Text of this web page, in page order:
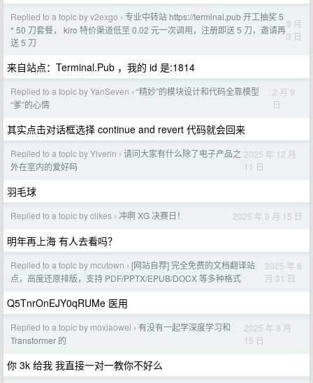
Replied to a topic by v2exgo › 专业中转站 https://terminal.pub 开工抽奖 5
* 50 刀套餐， kiro 特价渠道低至 0.02 元一次调用，注册即送 5 刀，邀请再
送 5 刀
3 月
3 日
来自站点：Terminal.Pub ，我的 id 是:1814
Replied to a topic by YanSeven › “精妙”的模块设计和代码全靠模型
“爹”的心情
2 月 9
日
其实点击对话框选择 continue and revert 代码就会回来
Replied to a topic by Yiverin › 请问大家有什么除了电子产品之
外在室内的爱好吗
2025 年 12 月
11 日
羽毛球
Replied to a topic by clikes › 冲啊 XG 决赛日！ 2025 年 9 月 15 日
明年再上海 有人去看吗？
Replied to a topic by mcutown › [网站自荐] 完全免费的文档翻译站
点，高度还原排版，支持 PDF/PPTX/EPUB/DOCX 等多种格式
2025 年 8
月 31 日
Q5TnrOnEJY0qRUMe 医用
Replied to a topic by moxiaowei › 有没有一起学深度学习和
Transformer 的
2025 年 8 月
15 日
你 3k 给我 我直接一对一教你不好么